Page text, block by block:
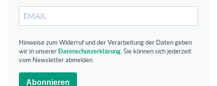
Hinweise zum Widerruf und der Verarbeitung der Daten geben
wir in unserer Datenschutzerklärung . Sie können sich jederzeit
vom Newsletter abmelden.
Abonnieren